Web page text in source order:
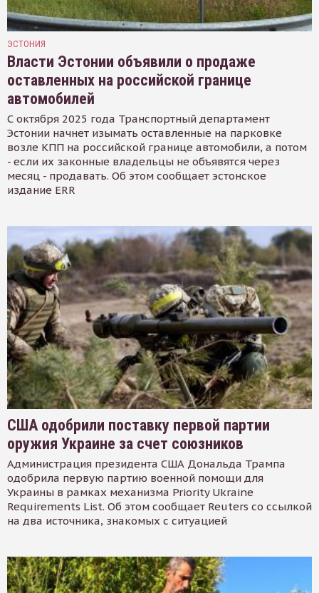
ЭСТОНИЯ
Власти Эстонии объявили о продаже
оставленных на российской границе
автомобилей
С октября 2025 года Транспортный департамент
Эстонии начнет изымать оставленные на парковке
возле КПП на российской границе автомобили, а потом
- если их законные владельцы не объявятся через
месяц - продавать. Об этом сообщает эстонское
издание ERR
США одобрили поставку первой партии
оружия Украине за счет союзников
Администрация президента США Дональда Трампа
одобрила первую партию военной помощи для
Украины в рамках механизма Priority Ukraine
Requirements List. Об этом сообщает Reuters со ссылкой
на два источника, знакомых с ситуацией